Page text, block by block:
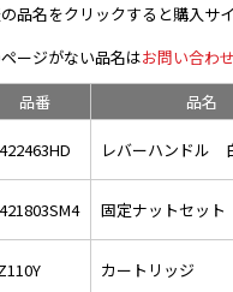
品名をクリックすると購入サ
ージがない品名はお問い合わせ
品番 品名
レバーハンドル
固定ナットセッ
カートリッジ